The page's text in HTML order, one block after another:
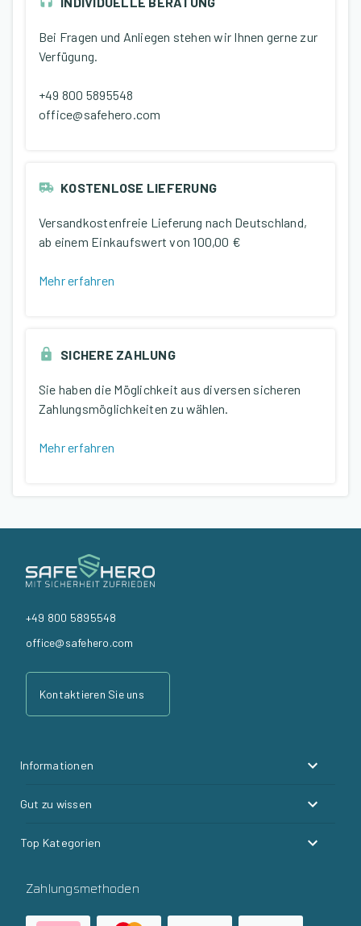
Bei Fragen und Anliegen stehen wir Ihnen gerne zur
Verfügung.
+49 800 5895548
office@safehero.com
KOSTENLOSE LIEFERUNG
Versandkostenfreie Lieferung nach Deutschland,
ab einem Einkaufswert von 100,00 €
Mehr erfahren
SICHERE ZAHLUNG
Sie haben die Möglichkeit aus diversen sicheren
Zahlungsmöglichkeiten zu wählen.
Mehr erfahren
+49 800 5895548
office@safehero.com
Kontaktieren Sie uns
Informationen
Gut zu wissen
Top Kategorien
Zahlungsmethoden